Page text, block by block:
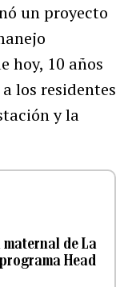
un proyecto
hoy, 10 años
los residentes
y la
de La
Head